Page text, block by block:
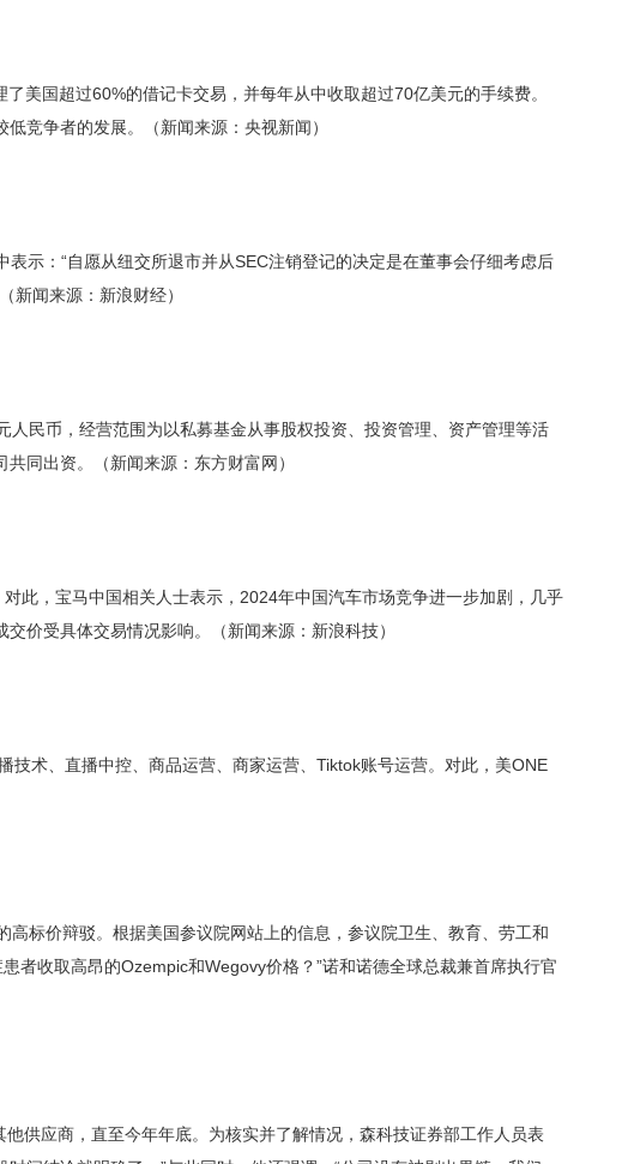
美国超过60%的借记卡交易，并每年从中收取超过70亿美元的手续费。
竞争者的发展。（新闻来源：央视新闻）
示：“自愿从纽交所退市并从SEC注销登记的决定是在董事会仔细考虑后
新闻来源：新浪财经）
民币，经营范围为以私募基金从事股权投资、投资管理、资产管理等活
同出资。（新闻来源：东方财富网）
此，宝马中国相关人士表示，2024年中国汽车市场竞争进一步加剧，几乎
价受具体交易情况影响。（新闻来源：新浪科技）
术、直播中控、商品运营、商家运营、Tiktok账号运营。对此，美ONE
标价辩驳。根据美国参议院网站上的信息，参议院卫生、教育、劳工和
者收取高昂的Ozempic和Wegovy价格？”诺和诺德全球总裁兼首席执行官
供应商，直至今年年底。为核实并了解情况，森科技证券部工作人员表